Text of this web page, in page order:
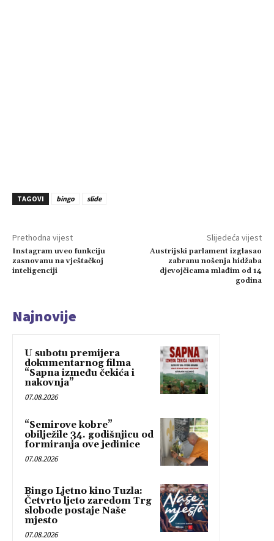
TAGOVI bingo slide
Prethodna vijest
Instagram uveo funkciju
zasnovanu na vještačkoj
inteligenciji
Slijedeća vijest
Austrijski parlament izglasao
zabranu nošenja hidžaba
djevojčicama mlađim od 14
godina
Najnovije
U subotu premijera
dokumentarnog filma
“Sapna između čekića i
nakovnja”
07.08.2026
“Semirove kobre”
obilježile 34. godišnjicu od
formiranja ove jedinice
07.08.2026
Bingo Ljetno kino Tuzla:
Četvrto ljeto zaredom Trg
slobode postaje Naše
mjesto
07.08.2026